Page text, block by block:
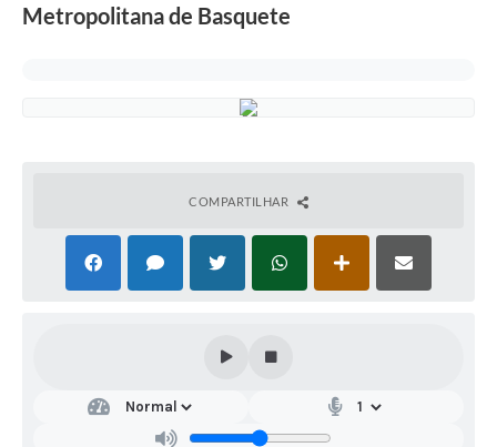
Metropolitana de Basquete
COMPARTILHAR